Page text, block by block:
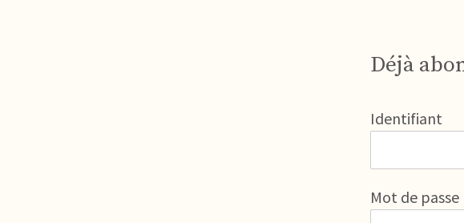
Déjà
Identifiant
Mot de passe